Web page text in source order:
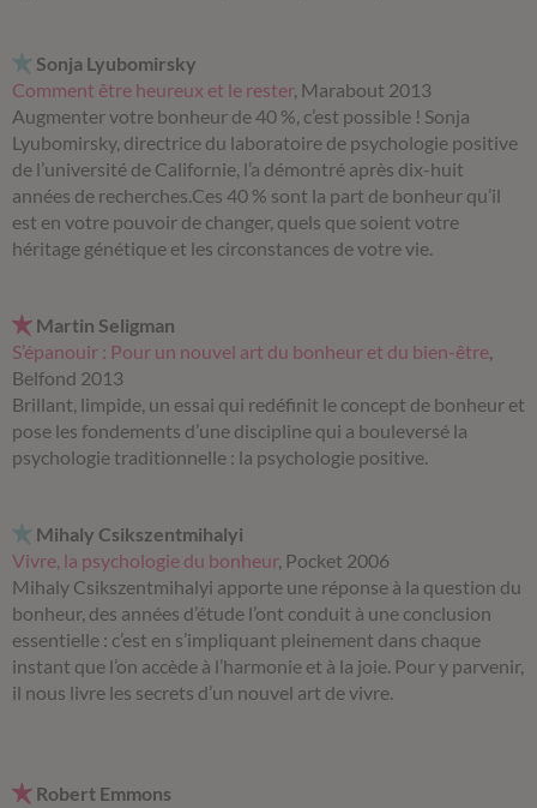
Sonja Lyubomirsky
Comment être heureux et le rester, Marabout 2013
Augmenter votre bonheur de 40 %, c’est possible ! Sonja
Lyubomirsky, directrice du laboratoire de psychologie positive
de l’université de Californie, l’a démontré après dix-huit
années de recherches.Ces 40 % sont la part de bonheur qu’il
est en votre pouvoir de changer, quels que soient votre
héritage génétique et les circonstances de votre vie.
Martin Seligman
S’épanouir : Pour un nouvel art du bonheur et du bien-être,
Belfond 2013
Brillant, limpide, un essai qui redéfinit le concept de bonheur et
pose les fondements d’une discipline qui a bouleversé la
psychologie traditionnelle : la psychologie positive.
Mihaly Csikszentmihalyi
Vivre, la psychologie du bonheur, Pocket 2006
Mihaly Csikszentmihalyi apporte une réponse à la question du
bonheur, des années d’étude l’ont conduit à une conclusion
essentielle : c’est en s’impliquant pleinement dans chaque
instant que l’on accède à l’harmonie et à la joie. Pour y parvenir,
il nous livre les secrets d’un nouvel art de vivre.
Robert Emmons